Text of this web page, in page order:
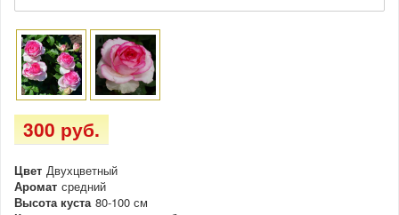
300 руб.
Цвет Двухцветный
Аромат средний
Высота куста 80-100 см